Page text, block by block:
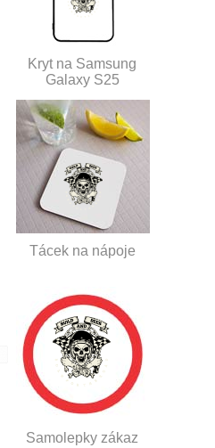
Kryt na Samsung
Galaxy S25
Tácek na nápoje
Samolepky zákaz